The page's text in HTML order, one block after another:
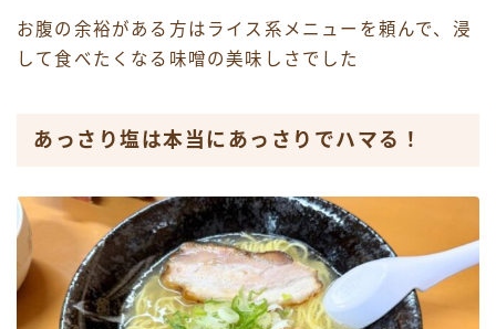
お腹の余裕がある方はライス系メニューを頼んで、浸
して食べたくなる味噌の美味しさでした
あっさり塩は本当にあっさりでハマる！